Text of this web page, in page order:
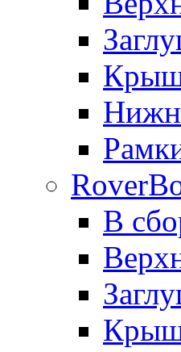
В